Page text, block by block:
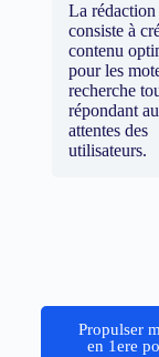
La
consiste à
contenu
pour les
recherche
répondant
attentes des
utilisateurs.
Propulser
en 1ere